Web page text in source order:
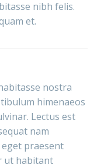
nibh felis.
et.
nostra
himenaeos
Lectus est
nam
praesent
ut habitant